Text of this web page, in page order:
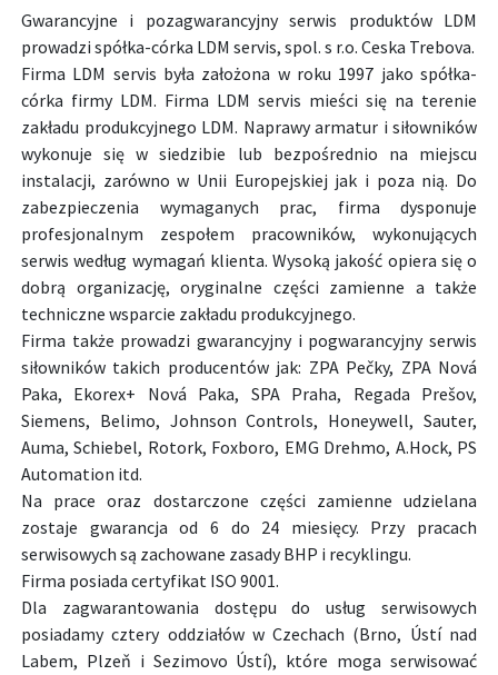
Gwarancyjne i pozagwarancyjny serwis produktów LDM
prowadzi spółka-córka LDM servis, spol. s r.o. Ceska Trebova.
Firma LDM servis była założona w roku 1997 jako spółka-
córka firmy LDM. Firma LDM servis mieści się na terenie
zakładu produkcyjnego LDM. Naprawy armatur i siłowników
wykonuje się w siedzibie lub bezpośrednio na miejscu
instalacji, zarówno w Unii Europejskiej jak i poza nią. Do
zabezpieczenia wymaganych prac, firma dysponuje
profesjonalnym zespołem pracowników, wykonujących
serwis według wymagań klienta. Wysoką jakość opiera się o
dobrą organizację, oryginalne części zamienne a także
techniczne wsparcie zakładu produkcyjnego.
Firma także prowadzi gwarancyjny i pogwarancyjny serwis
siłowników takich producentów jak: ZPA Pečky, ZPA Nová
Paka, Ekorex+ Nová Paka, SPA Praha, Regada Prešov,
Siemens, Belimo, Johnson Controls, Honeywell, Sauter,
Auma, Schiebel, Rotork, Foxboro, EMG Drehmo, A.Hock, PS
Automation itd.
Na prace oraz dostarczone części zamienne udzielana
zostaje gwarancja od 6 do 24 miesięcy. Przy pracach
serwisowych są zachowane zasady BHP i recyklingu.
Firma posiada certyfikat ISO 9001.
Dla zagwarantowania dostępu do usług serwisowych
posiadamy cztery oddziałów w Czechach (Brno, Ústí nad
Labem, Plzeň i Sezimovo Ústí), które moga serwisować